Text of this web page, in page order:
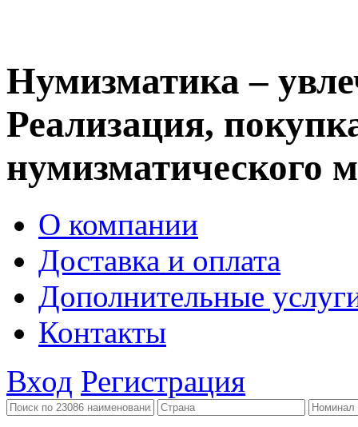
Нумизматика –
Реализация,
нумизматического
О компании
Доставка и оплата
Дополнительные
Контакты
Вход Регистрация